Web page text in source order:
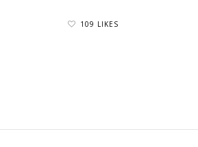
109 LIKES